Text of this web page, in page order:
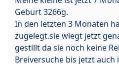
Geburt 3266g.
In den letzten 3 Monaten
zugelegt.sie wiegt jetzt
gestillt da sie noch keine
Breiversuche bis jetzt